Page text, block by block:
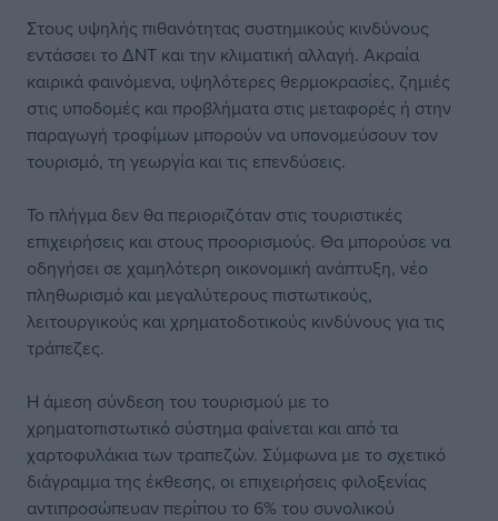
Στους υψηλής πιθανότητας συστημικούς κινδύνους
εντάσσει το ΔΝΤ και την κλιματική αλλαγή. Ακραία
καιρικά φαινόμενα, υψηλότερες θερμοκρασίες, ζημιές
στις υποδομές και προβλήματα στις μεταφορές ή στην
παραγωγή τροφίμων μπορούν να υπονομεύσουν τον
τουρισμό, τη γεωργία και τις επενδύσεις.
Το πλήγμα δεν θα περιοριζόταν στις τουριστικές
επιχειρήσεις και στους προορισμούς. Θα μπορούσε να
οδηγήσει σε χαμηλότερη οικονομική ανάπτυξη, νέο
πληθωρισμό και μεγαλύτερους πιστωτικούς,
λειτουργικούς και χρηματοδοτικούς κινδύνους για τις
τράπεζες.
Η άμεση σύνδεση του τουρισμού με το
χρηματοπιστωτικό σύστημα φαίνεται και από τα
χαρτοφυλάκια των τραπεζών. Σύμφωνα με το σχετικό
διάγραμμα της έκθεσης, οι επιχειρήσεις φιλοξενίας
αντιπροσώπευαν περίπου το 6% του συνολικού